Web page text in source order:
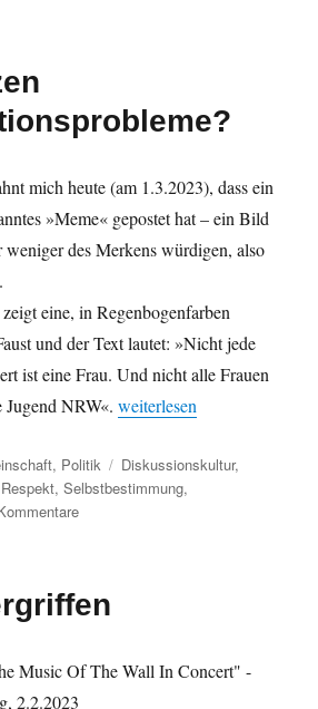
ist
mich heute (am 1.3.2023), dass ein
»Meme« gepostet hat – ein Bild
weniger des Merkens würdigen, also
eine, in Regenbogenfarben
und der Text lautet: »Nicht jede
ist eine Frau. Und nicht alle Frauen
Jugend NRW«.„Wem nützen
weiterlesen
, Politik Schlagwörter
Diskussionskultur,
Respekt,Selbstbestimmung,
zu